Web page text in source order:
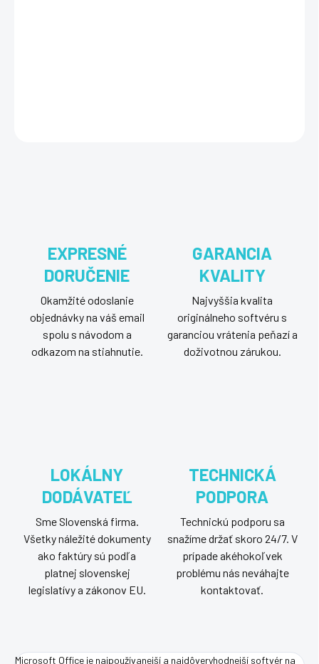
EXPRESNÉ
DORUČENIE
Okamžité odoslanie
objednávky na váš email
spolu s návodom a
odkazom na stiahnutie.
GARANCIA
KVALITY
Najvyššia kvalita
originálneho softvéru s
garanciou vrátenia peňazí a
doživotnou zárukou.
LOKÁLNY
DODÁVATEĽ
Sme Slovenská firma.
Všetky náležité dokumenty
ako faktúry sú podľa
platnej slovenskej
legislatívy a zákonov EU.
TECHNICKÁ
PODPORA
Technickú podporu sa
snažíme držať skoro 24/7. V
prípade akéhokoľvek
problému nás neváhajte
kontaktovať.
Microsoft Office je najpoužívanejší a najdôveryhodnejší softvér na